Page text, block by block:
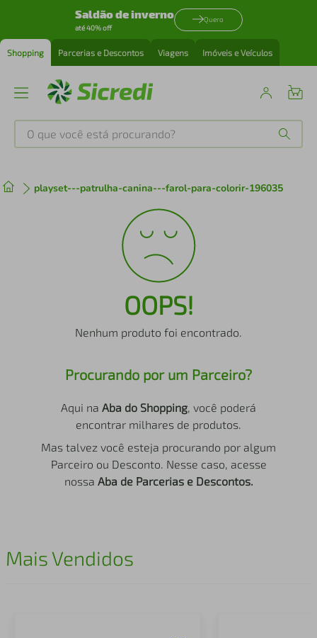
Saldão de inverno
até 40% off
Quero
Shopping Parcerias e Descontos Viagens Imóveis e Veículos
O que você está procurando?
playset---patrulha-canina---farol-para-colorir-196035
OOPS!
Nenhum produto foi encontrado.
Procurando por um Parceiro?
Aqui na Aba do Shopping, você poderá
encontrar milhares de produtos.
Mas talvez você esteja procurando por algum
Parceiro ou Desconto. Nesse caso, acesse
nossa Aba de Parcerias e Descontos.
Mais Vendidos